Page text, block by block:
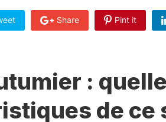
Share Pint it
:
de ce